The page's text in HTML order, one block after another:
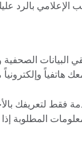
بالرد
البيانات
لتعريفك
المطلوبة